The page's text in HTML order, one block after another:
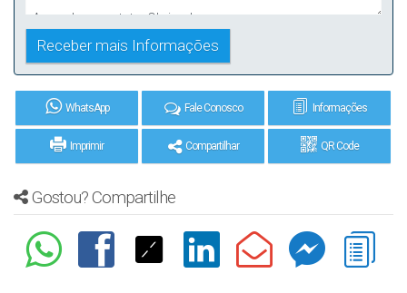
WhatsApp Fale Conosco Informações
Imprimir Compartilhar QR Code
Gostou? Compartilhe